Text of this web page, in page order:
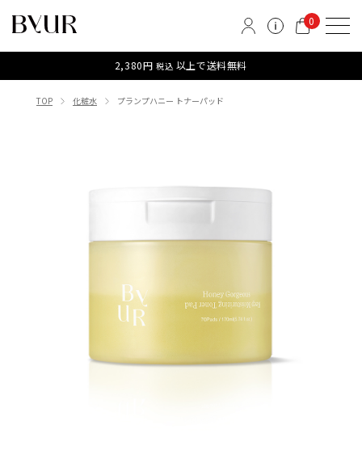
0
2,380円税込 以上で送料無料
TOP 化粧水 プランプハニー トナーパッド